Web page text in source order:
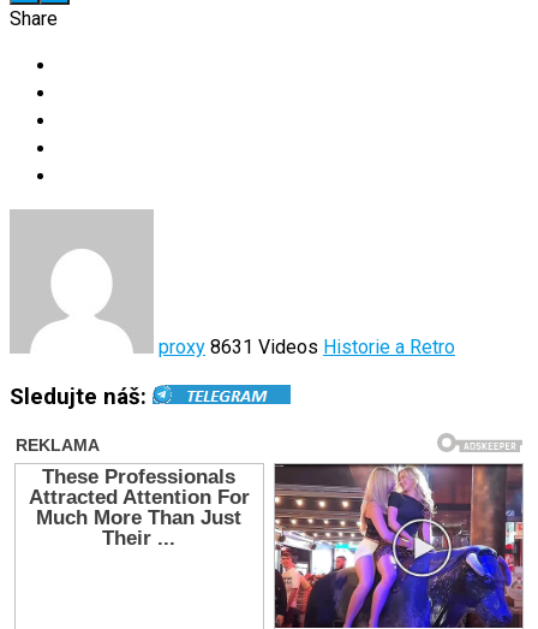
Share
proxy 8631 Videos Historie a Retro
Sledujte náš: